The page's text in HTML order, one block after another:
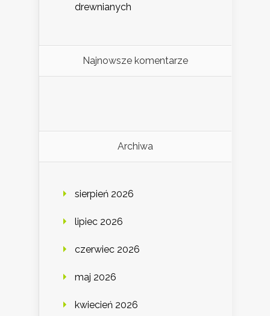
drewnianych
Najnowsze komentarze
Archiwa
sierpień 2026
lipiec 2026
czerwiec 2026
maj 2026
kwiecień 2026